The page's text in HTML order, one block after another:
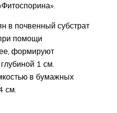
в почвенный субстрат
помощи
формируют
1 см.
в бумажных
см.